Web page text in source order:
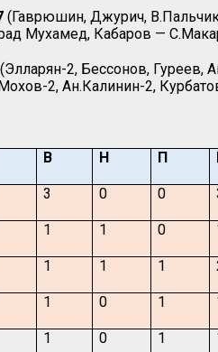
(Гаврюшин, Джурич,
Мухамед, Кабаров —
(Элларян-2, Бессонов, Гуреев,
2, Ан.Калинин-2,
В Н П
3 0 0
1 1 0
1 1 1
1 0 1
1 0 1